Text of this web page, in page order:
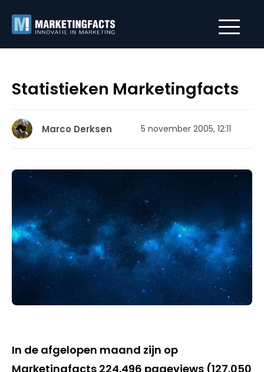
Statistieken Marketingfacts
Marco Derksen 5 november 2005, 12:11
In de afgelopen maand zijn op
Marketingfacts 224.496 pageviews (127.050